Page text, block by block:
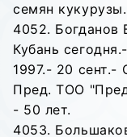
семян кукурузы.
4052. Богданов
Кубань сегодня.-
1997.- 20 сент.-
Пред. ТОО
- 50 лет.
4053.